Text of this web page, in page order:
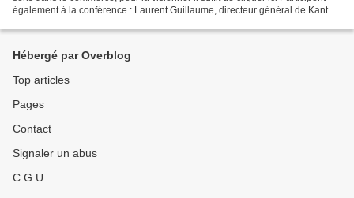
également à la conférence : Laurent Guillaume, directeur général de Kantar
Hébergé par Overblog
Top articles
Pages
Contact
Signaler un abus
C.G.U.